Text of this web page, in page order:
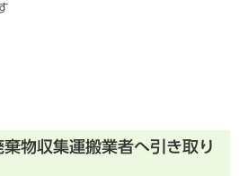
物収集運搬業者へ引き取り